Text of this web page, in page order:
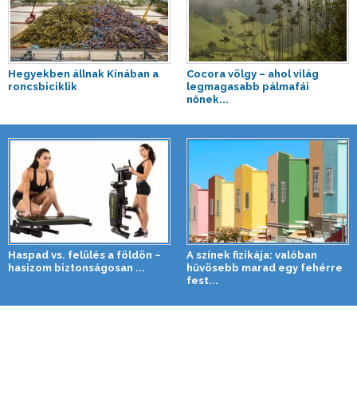
Hegyekben állnak Kínában a
roncsbiciklik
Cocora völgy – ahol világ
legmagasabb pálmafái
nőnek...
Haspad vs. felülés a földön –
hasizom biztonságosan ...
A színek fizikája: valóban
hűvösebb marad egy fehérre
fest...